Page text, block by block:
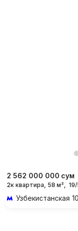
2 562 000 000 сум
2к квартира, 58 м²,
Узбекистанская